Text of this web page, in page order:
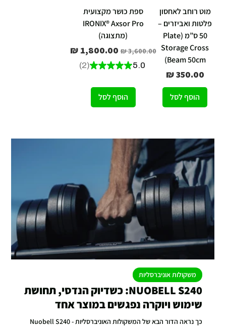
מוט רוחב לאחסון
פלטות ואביזרים –
50 ס”מ (Plate
Storage Cross
Beam 50cm)
מחיר
הוסף לסל
ספת כושר מקצועית
IRONIX® Axsor Pro
(מתצוגה)
מחיר רגיל‏3,600.00 ‏₪ מחיר מבצע
5.0
★
★
★
★
★
22
הוסף לסל
NUOBELL S240: כשדיוק הנדסי, תחושת
שימוש ויוקרה נפגשים במוצר אחד
כך נראה הדור הבא של המשקולות האוניברסליות - Nuobell S240
משקולות אוניברסליות